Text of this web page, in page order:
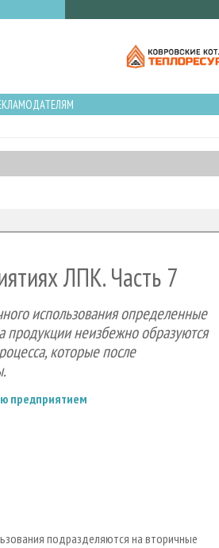
ЛПК. Часть 7
использования определенные
продукции неизбежно образуются
которые после
предприятием
подразделяются на вторичные